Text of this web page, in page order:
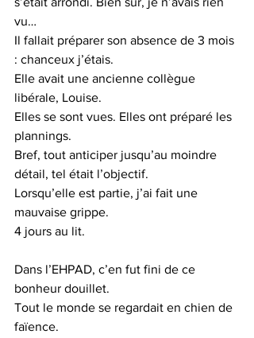
vu…
Il fallait préparer son absence de 3 mois
: chanceux j’étais.
Elle avait une ancienne collègue
libérale, Louise.
Elles se sont vues. Elles ont préparé les
plannings.
Bref, tout anticiper jusqu’au moindre
détail, tel était l’objectif.
Lorsqu’elle est partie, j’ai fait une
mauvaise grippe.
4 jours au lit.
Dans l’EHPAD, c’en fut fini de ce
bonheur douillet.
Tout le monde se regardait en chien de
faïence.